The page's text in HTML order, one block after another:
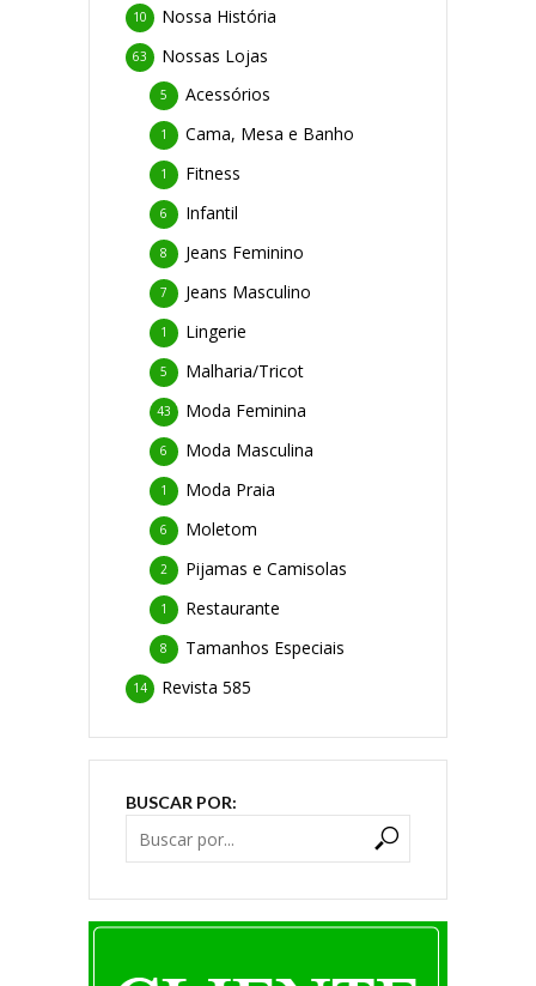
Nossa História
10
Nossas Lojas
63
Acessórios
5
Cama, Mesa e Banho
1
Fitness
1
Infantil
6
Jeans Feminino
8
Jeans Masculino
7
Lingerie
1
Malharia/Tricot
5
Moda Feminina
43
Moda Masculina
6
Moda Praia
1
Moletom
6
Pijamas e Camisolas
2
Restaurante
1
Tamanhos Especiais
8
Revista 585
14
BUSCAR POR: